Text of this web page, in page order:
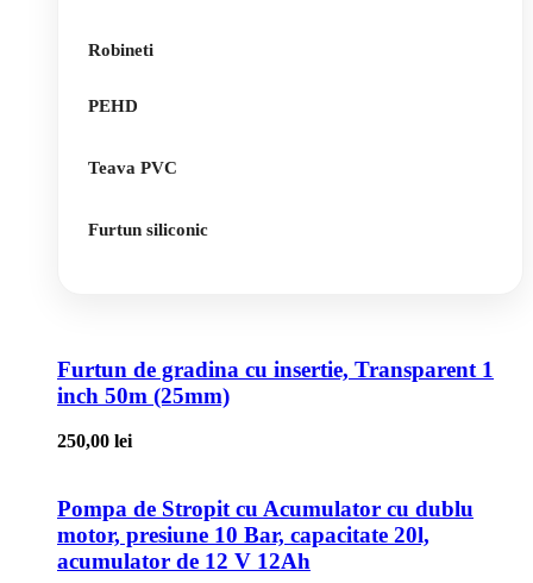
Robineti
PEHD
Teava PVC
Furtun siliconic
Furtun de gradina cu insertie, Transparent 1
inch 50m (25mm)
250,00 lei
Pompa de Stropit cu Acumulator cu dublu
motor, presiune 10 Bar, capacitate 20l,
acumulator de 12 V 12Ah